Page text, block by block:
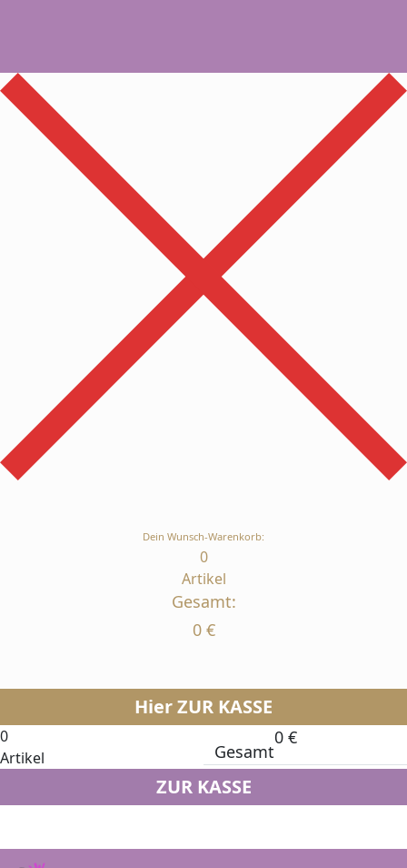
Dein Wunsch-Warenkorb:
0
Artikel
Gesamt:
0 €
Hier ZUR KASSE
0
Artikel
Gesamt
0 €
ZUR KASSE